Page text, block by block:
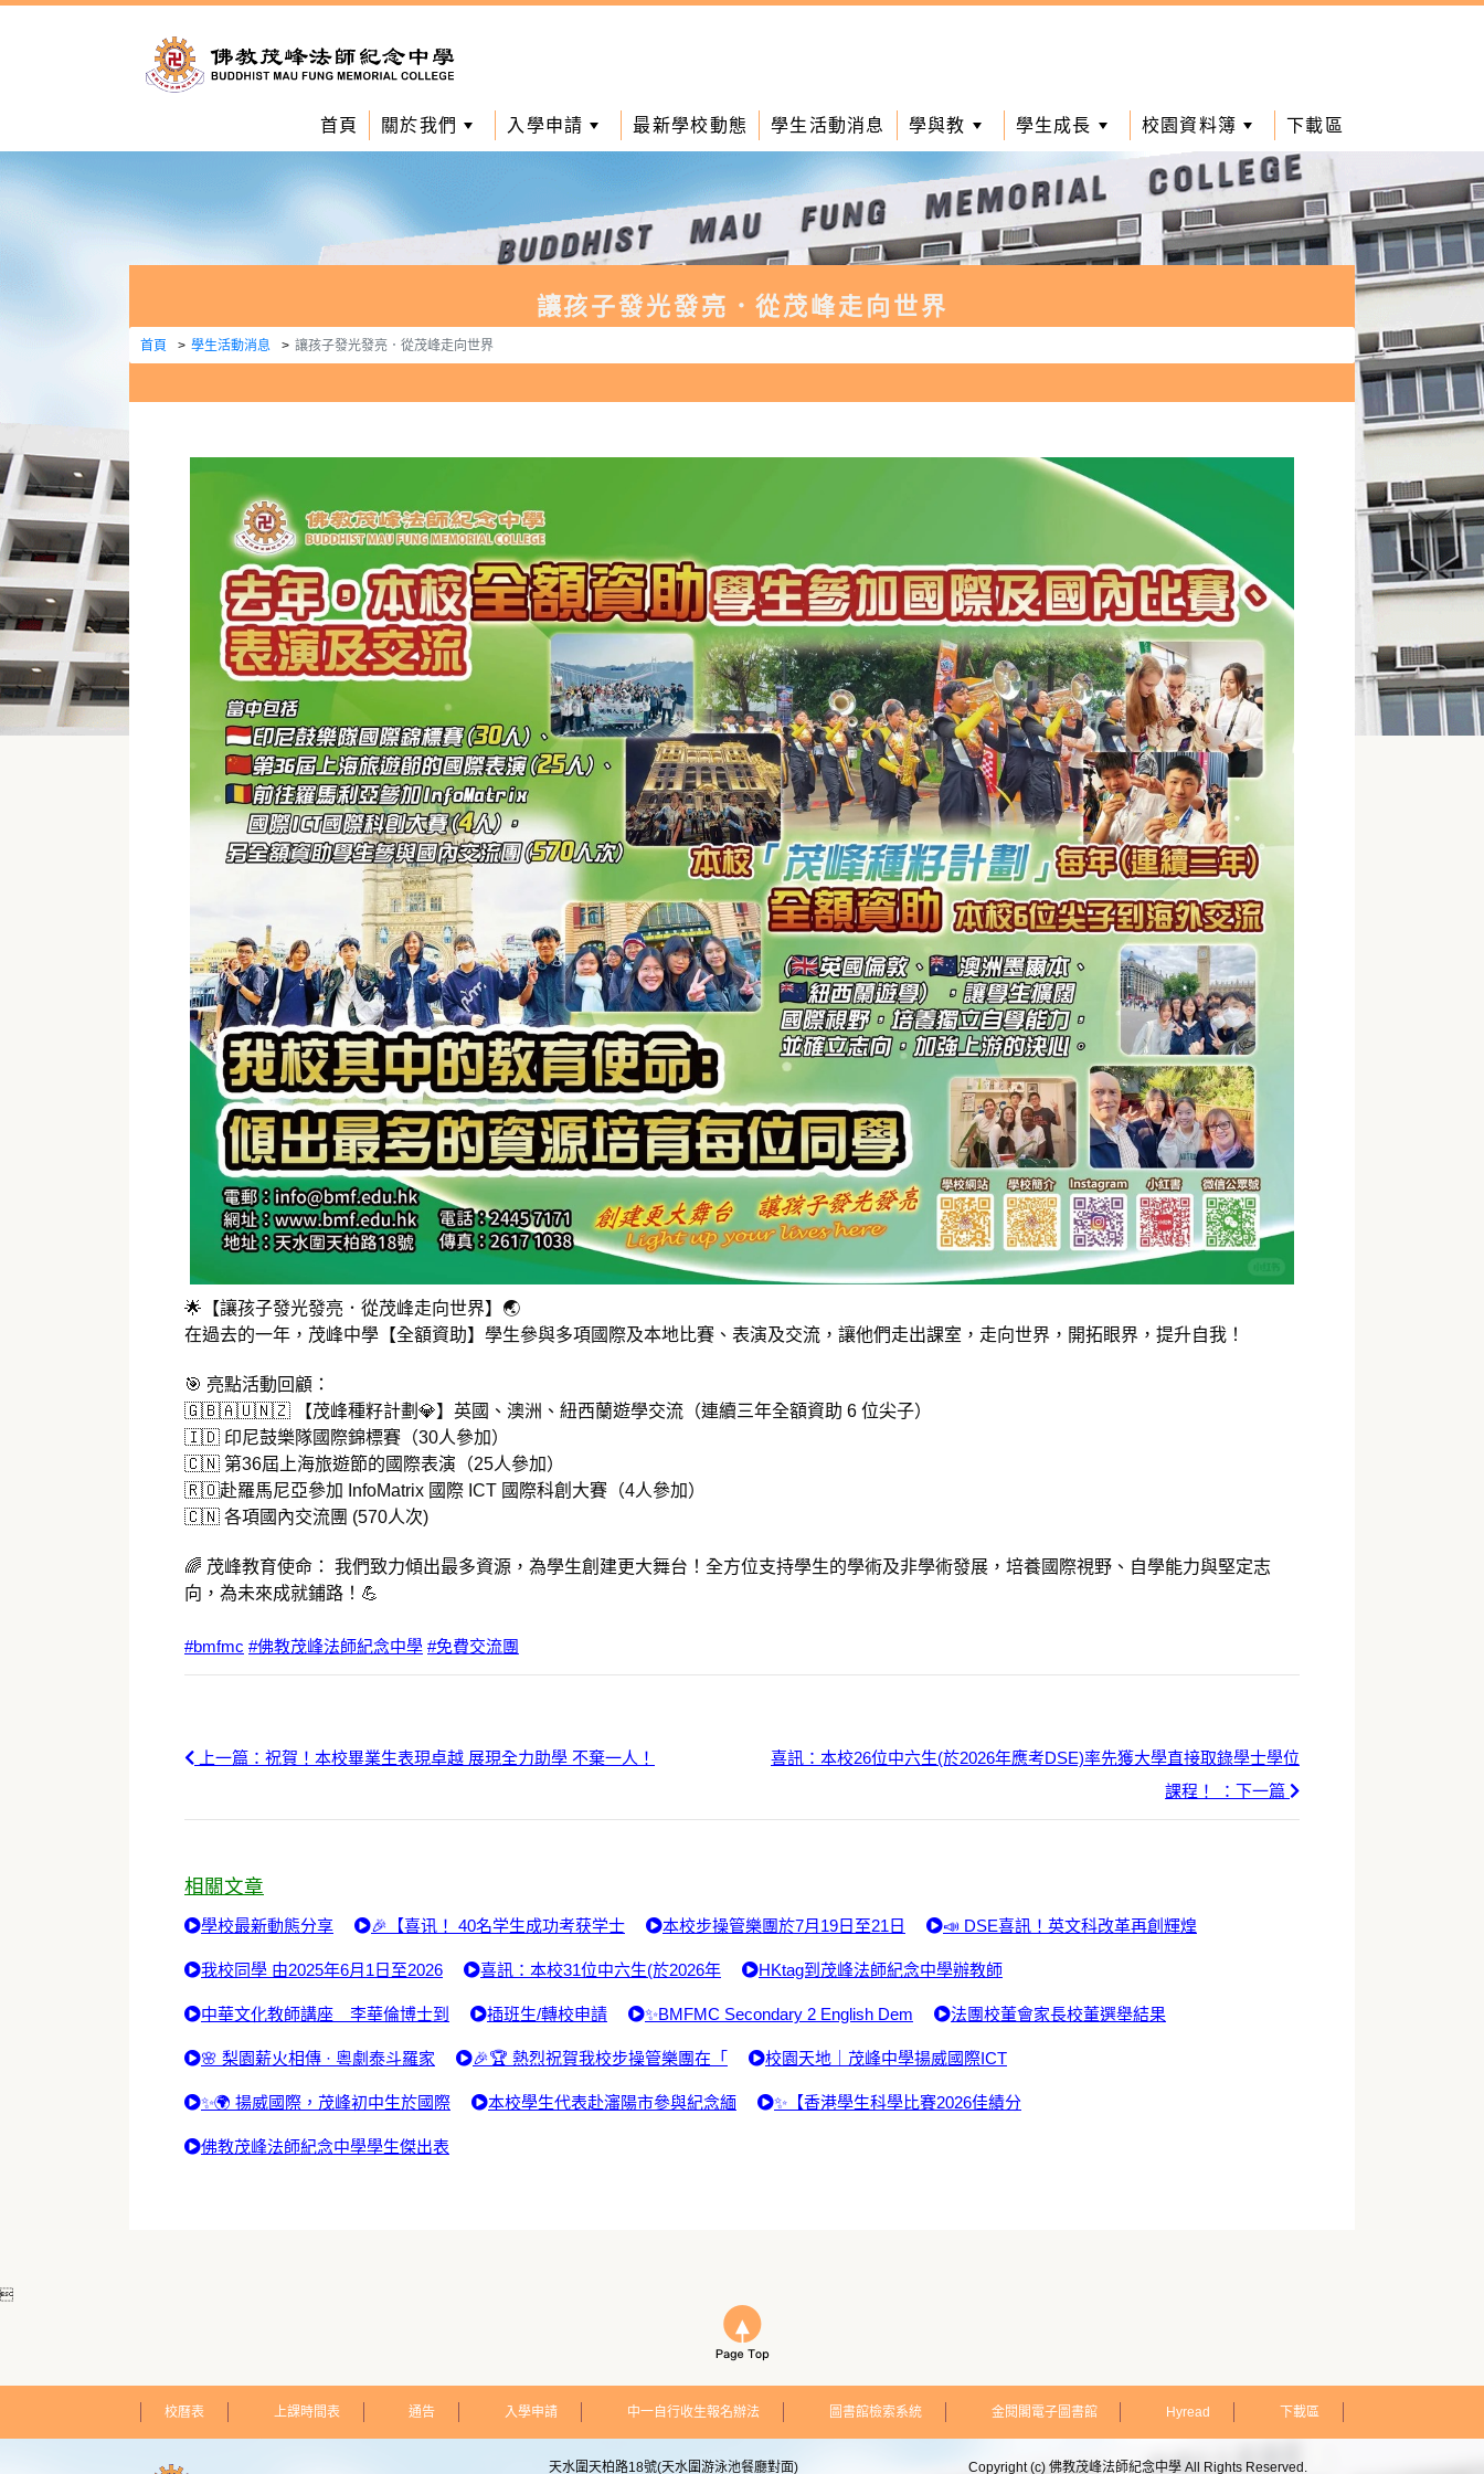
首頁 關於我們 入學申請 最新學校動態 學生活動消息 學與教 學生成長 校園資料簿 下載區
讓孩子發光發亮．從茂峰走向世界
首頁 學生活動消息 讓孩子發光發亮．從茂峰走向世界
🌟【讓孩子發光發亮．從茂峰走向世界】🌏
在過去的一年，茂峰中學【全額資助】學生參與多項國際及本地比賽、表演及交流，讓他們走出課室，走向世界，開拓眼界，提升自我！
🎯 亮點活動回顧：
🇬🇧🇦🇺🇳🇿 【茂峰種籽計劃💎】英國、澳洲、紐西蘭遊學交流（連續三年全額資助 6 位尖子）
🇮🇩 印尼鼓樂隊國際錦標賽（30人參加）
🇨🇳 第36屆上海旅遊節的國際表演（25人參加）
🇷🇴赴羅馬尼亞參加 InfoMatrix 國際 ICT 國際科創大賽（4人參加）
🇨🇳 各項國內交流團 (570人次)
🌈 茂峰教育使命： 我們致力傾出最多資源，為學生創建更大舞台！全方位支持學生的學術及非學術發展，培養國際視野、自學能力與堅定志
向，為未來成就鋪路！💪
#bmfmc #佛教茂峰法師紀念中學 #免費交流團
上一篇：祝賀！本校畢業生表現卓越 展現全力助學 不棄一人！
喜訊：本校26位中六生(於2026年應考DSE)率先獲大學直接取錄學士學位
課程！ ：下一篇
相關文章
學校最新動態分享 🎉【喜讯！ 40名学生成功考获学士 本校步操管樂團於7月19日至21日 📣 DSE喜訊！英文科改革再創輝煌
我校同學 由2025年6月1日至2026 喜訊：本校31位中六生(於2026年 HKtag到茂峰法師紀念中學辦教師
中華文化教師講座 李華倫博士到 插班生/轉校申請 ✨BMFMC Secondary 2 English Dem 法團校董會家長校董選舉結果
🌸 梨園薪火相傳 · 粵劇泰斗羅家 🎉🏆 熱烈祝賀我校步操管樂團在「 校園天地｜茂峰中學揚威國際ICT
✨🌍 揚威國際，茂峰初中生於國際 本校學生代表赴瀋陽市參與紀念緬 ✨【香港學生科學比賽2026佳績分
佛教茂峰法師紀念中學學生傑出表

校曆表 上課時間表 通告 入學申請 中一自行收生報名辦法 圖書館檢索系統 金閱閣電子圖書館 Hyread 下載區
天水圍天柏路18號(天水圍游泳池餐廳對面) Copyright (c) 佛教茂峰法師紀念中學 All Rights Reserved.